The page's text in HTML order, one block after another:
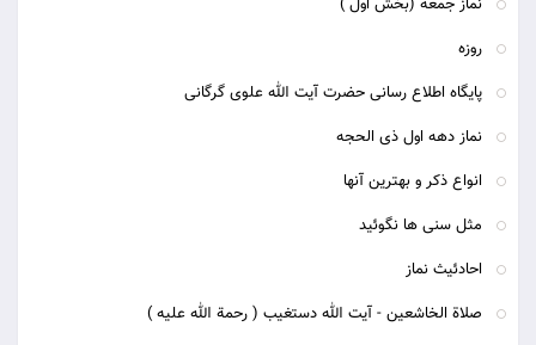
نماز جمعه (بخش اول )
روزه
پایگاه اطلاع رسانی حضرت آیت الله علوی گرگانی
نماز دهه اول ذی الحجه
انواع ذکر و بهترین آنها
مثل سنی ها نگوئید
احادئیث نماز
صلاة الخاشعين - آيت الله دستغيب ( رحمة الله عليه )